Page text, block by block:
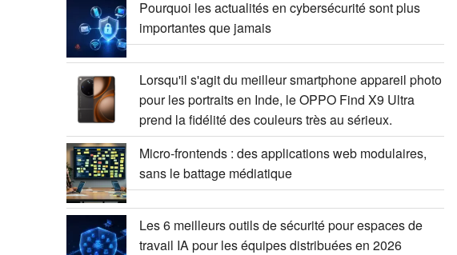
Pourquoi les actualités en cybersécurité sont plus
importantes que jamais
Lorsqu'il s'agit du meilleur smartphone appareil photo
pour les portraits en Inde, le OPPO Find X9 Ultra
prend la fidélité des couleurs très au sérieux.
Micro-frontends : des applications web modulaires,
sans le battage médiatique
Les 6 meilleurs outils de sécurité pour espaces de
travail IA pour les équipes distribuées en 2026